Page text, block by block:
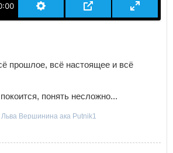
прошлое, всё настоящее и всё
понять несложно...
Вершинина ака Putnik1